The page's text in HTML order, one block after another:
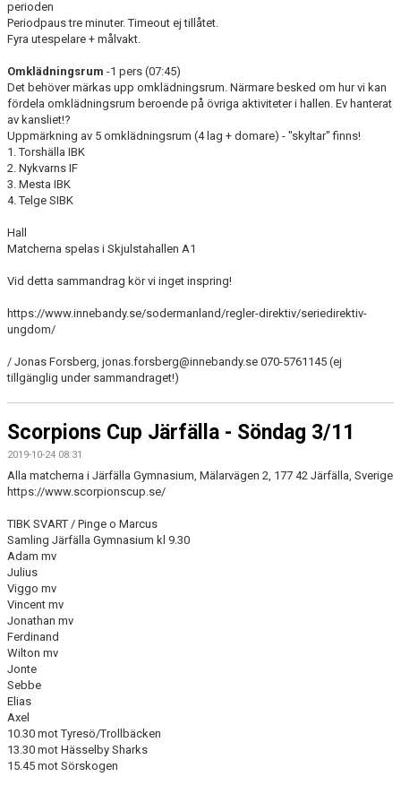
perioden
Periodpaus tre minuter. Timeout ej tillåtet.
Fyra utespelare + målvakt.
Omklädningsrum -1 pers (07:45)
Det behöver märkas upp omklädningsrum. Närmare besked om hur vi kan
fördela omklädningsrum beroende på övriga aktiviteter i hallen. Ev hanterat
av kansliet!?
Uppmärkning av 5 omklädningsrum (4 lag + domare) - "skyltar" finns!
1. Torshälla IBK
2. Nykvarns IF
3. Mesta IBK
4. Telge SIBK
Hall
Matcherna spelas i Skjulstahallen A1
Vid detta sammandrag kör vi inget inspring!
https://www.innebandy.se/sodermanland/regler-direktiv/seriedirektiv-
ungdom/
/ Jonas Forsberg, jonas.forsberg@innebandy.se 070-5761145 (ej
tillgänglig under sammandraget!)
Scorpions Cup Järfälla - Söndag 3/11
2019-10-24 08:31
Alla matcherna i Järfälla Gymnasium, Mälarvägen 2, 177 42 Järfälla, Sverige
https://www.scorpionscup.se/
TIBK SVART / Pinge o Marcus
Samling Järfälla Gymnasium kl 9.30
Adam mv
Julius
Viggo mv
Vincent mv
Jonathan mv
Ferdinand
Wilton mv
Jonte
Sebbe
Elias
Axel
10.30 mot Tyresö/Trollbäcken
13.30 mot Hässelby Sharks
15.45 mot Sörskogen